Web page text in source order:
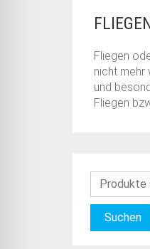
Fliegen
nicht mehr
und
Fliegen
Suchen